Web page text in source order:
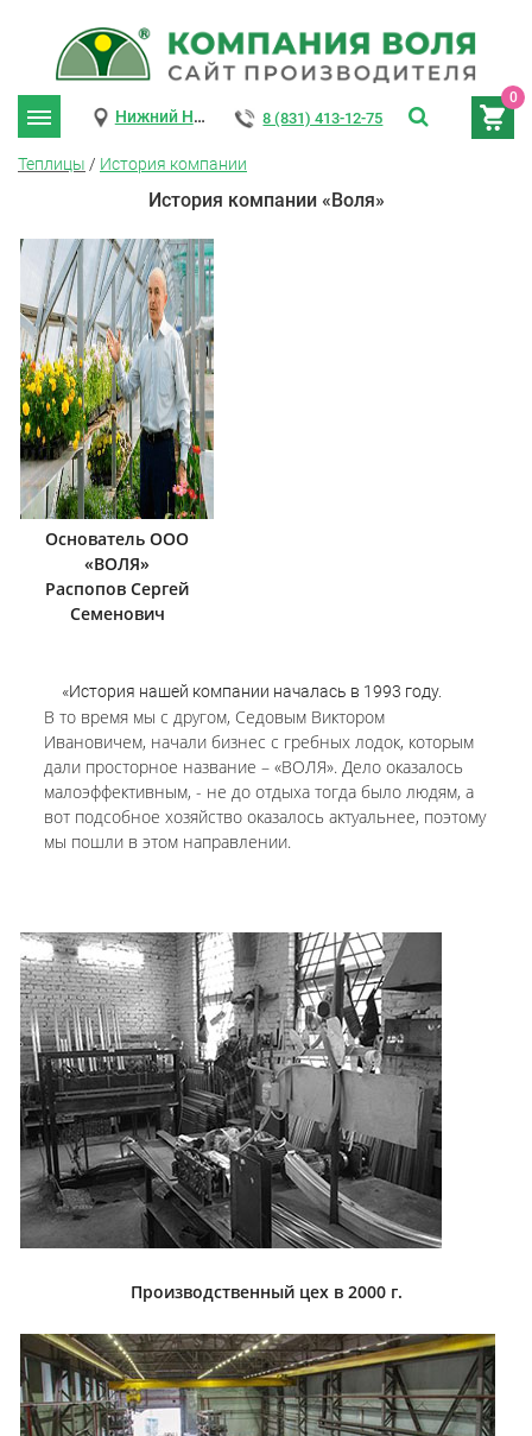
0
Нижний Новгород 8 (831) 413-12-75
Теплицы / История компании
История компании «Воля»
Основатель ООО
«ВОЛЯ»
Распопов Сергей
Семенович
«История нашей компании началась в 1993 году.
В то время мы с другом, Седовым Виктором
Ивановичем, начали бизнес с гребных лодок, которым
дали просторное название – «ВОЛЯ». Дело оказалось
малоэффективным, - не до отдыха тогда было людям, а
вот подсобное хозяйство оказалось актуальнее, поэтому
мы пошли в этом направлении.
Производственный цех в 2000 г.